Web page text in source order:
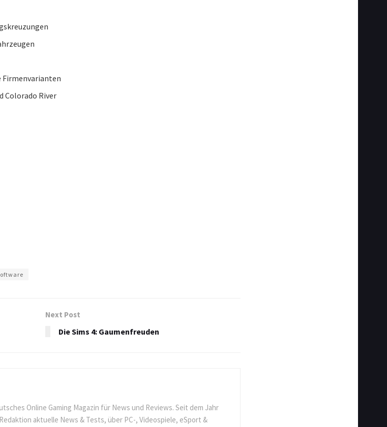
Firmenvarianten
Colorado River
Next Post
Die Sims 4: Gaumenfreuden
Online Gaming Magazin für News und Reviews. Seit dem Jahr
aktuelle News & Tests, über PC-, Videospiele, eSport &